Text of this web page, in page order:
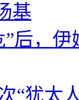
基
”后，
“犹太